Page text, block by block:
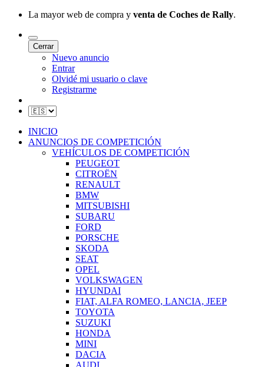
La mayor web de compra y venta de Coches de Rally.
Cerrar
Nuevo anuncio
Entrar
Olvidé mi usuario o clave
Registrarme
INICIO
ANUNCIOS DE COMPETICIÓN
VEHÍCULOS DE COMPETICIÓN
PEUGEOT
CITROËN
RENAULT
BMW
MITSUBISHI
SUBARU
FORD
PORSCHE
SKODA
SEAT
OPEL
VOLKSWAGEN
HYUNDAI
FIAT, ALFA ROMEO, LANCIA, JEEP
TOYOTA
SUZUKI
HONDA
MINI
DACIA
AUDI